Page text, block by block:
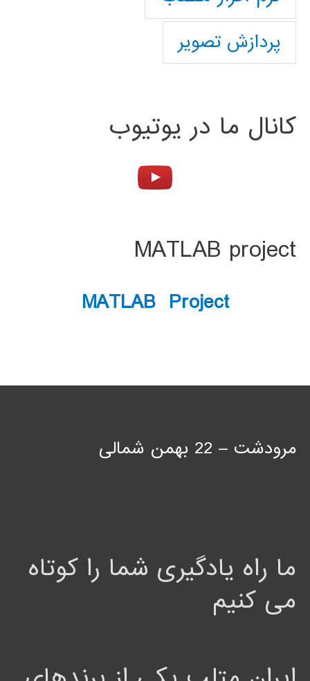
پردازش تصویر
کانال ما در یوتیوب
MATLAB project
MATLAB Project
مرودشت – 22 بهمن شمالی
ما راه یادگیری شما را کوتاه
می کنیم